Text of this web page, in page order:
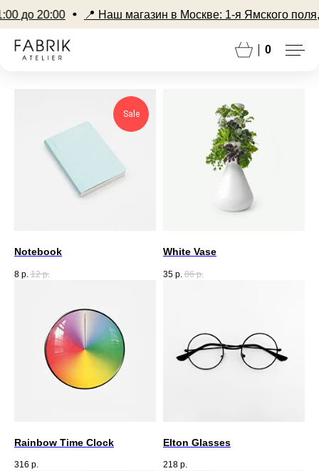
до 20:00 📍 Наш магазин в Москве: 1-я Ямского поля,
0
Sale
Notebook
8 р. 12 р.
White Vase
35 р. 86 р.
Rainbow Time Clock
316 р.
Elton Glasses
218 р.